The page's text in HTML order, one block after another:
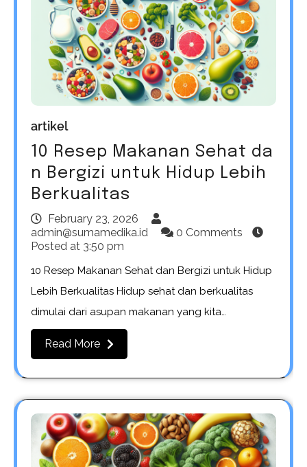
artikel
10 Resep Makanan Sehat da
n Bergizi untuk Hidup Lebih
Berkualitas
February 23, 2026
admin@sumamedika.id
0 Comments
Posted at 3:50 pm
10 Resep Makanan Sehat dan Bergizi untuk Hidup
Lebih Berkualitas Hidup sehat dan berkualitas
dimulai dari asupan makanan yang kita…
Read More